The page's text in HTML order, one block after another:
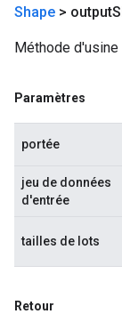
Shape > output
Méthode d'usine
Paramètres
portée
jeu de données
d'entrée
tailles de lots
Retour